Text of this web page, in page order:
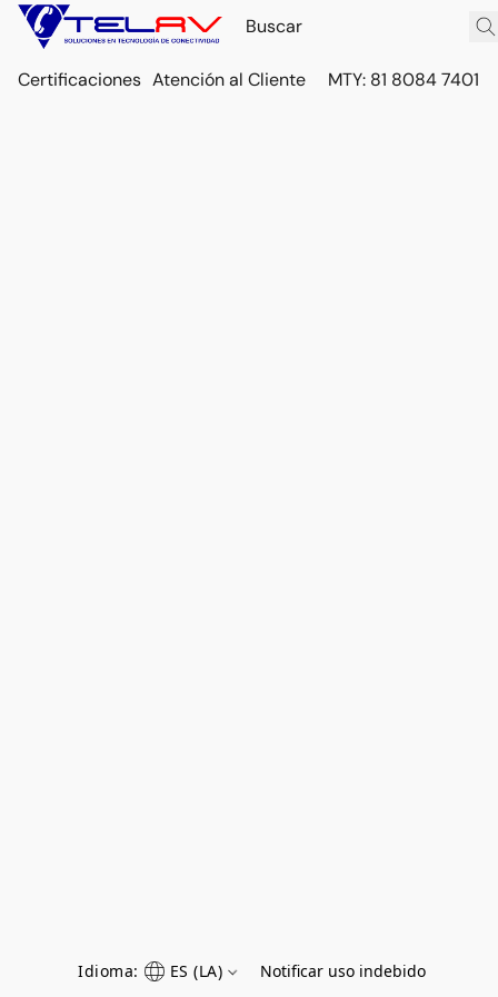
Certificaciones Atención al Cliente MTY: 81 8084 7401
Idioma: ES (LA) Notificar uso indebido